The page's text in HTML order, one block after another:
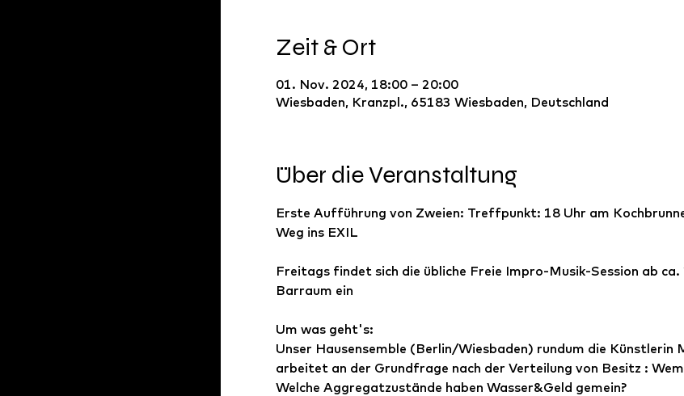
Zeit & Ort
01. Nov. 2024, 18:00 – 20:00
Wiesbaden, Kranzpl., 65183 Wiesbaden, Deutschland
Über die Veranstaltung
Erste Aufführung von Zweien: Treffpunkt: 18 Uhr am
Weg ins EXIL
Freitags findet sich die übliche Freie Impro-Musik-Session ab ca.
Barraum ein
Um was geht's:
Unser Hausensemble (Berlin/Wiesbaden) rundum die Künstlerin
arbeitet an der Grundfrage nach der Verteilung von Besitz :
Welche Aggregatzustände haben Wasser&Geld gemein?